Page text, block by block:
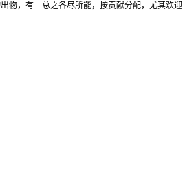
物，有…总之各尽所能，按贡献分配，尤其欢迎